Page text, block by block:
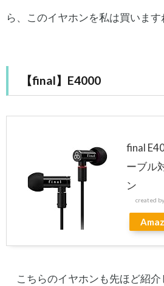
ら、このイヤホンを私は買います
【final】E4000
final
ーブル
ン
created by
こちらのイヤホンも先ほど紹